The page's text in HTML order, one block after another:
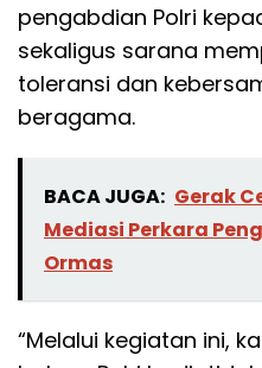
pengabdian Polri
sekaligus sarana
toleransi dan
beragama.
BACA JUGA: Gerak
Mediasi Perkara
Ormas
“Melalui kegiatan ini,